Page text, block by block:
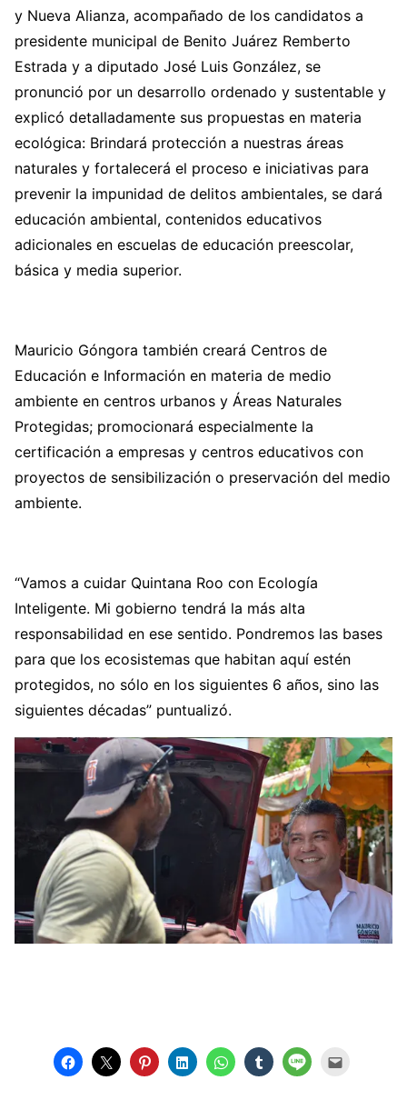
y Nueva Alianza, acompañado de los candidatos a
presidente municipal de Benito Juárez Remberto
Estrada y a diputado José Luis González, se
pronunció por un desarrollo ordenado y sustentable y
explicó detalladamente sus propuestas en materia
ecológica: Brindará protección a nuestras áreas
naturales y fortalecerá el proceso e iniciativas para
prevenir la impunidad de delitos ambientales, se dará
educación ambiental, contenidos educativos
adicionales en escuelas de educación preescolar,
básica y media superior.
Mauricio Góngora también creará Centros de
Educación e Información en materia de medio
ambiente en centros urbanos y Áreas Naturales
Protegidas; promocionará especialmente la
certificación a empresas y centros educativos con
proyectos de sensibilización o preservación del medio
ambiente.
“Vamos a cuidar Quintana Roo con Ecología
Inteligente. Mi gobierno tendrá la más alta
responsabilidad en ese sentido. Pondremos las bases
para que los ecosistemas que habitan aquí estén
protegidos, no sólo en los siguientes 6 años, sino las
siguientes décadas” puntualizó.